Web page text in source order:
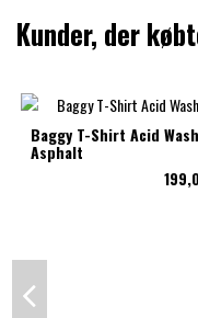
Kunder, der
Baggy T-Shirt Acid
Asphalt